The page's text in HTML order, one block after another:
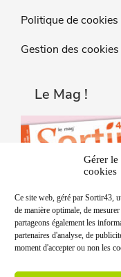
Gérer le
cookies
Ce site web, géré par Sortir43,
de manière optimale, de
partageons également les
partenaires d'analyse, de
moment d'accepter ou non les
Politique de cookies
Gestion des cookies
Le Mag !